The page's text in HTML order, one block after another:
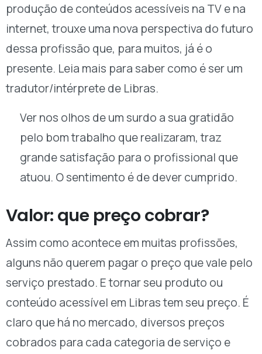
produção de conteúdos acessíveis na TV e na
internet, trouxe uma nova perspectiva do futuro
dessa profissão que, para muitos, já é o
presente. Leia mais para saber como é ser um
tradutor/intérprete de Libras.
Ver nos olhos de um surdo a sua gratidão
pelo bom trabalho que realizaram, traz
grande satisfação para o profissional que
atuou. O sentimento é de dever cumprido.
Valor: que preço cobrar?
Assim como acontece em muitas profissões,
alguns não querem pagar o preço que vale pelo
serviço prestado. E tornar seu produto ou
conteúdo acessível em Libras tem seu preço. É
claro que há no mercado, diversos preços
cobrados para cada categoria de serviço e